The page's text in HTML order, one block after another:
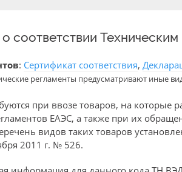
соответствии
: Сертификат соответствия,
регламенты предусматривают иные
при ввозе товаров, на которые
ЕАЭС, а также при их
видов таких товаров
2011 г. № 526.